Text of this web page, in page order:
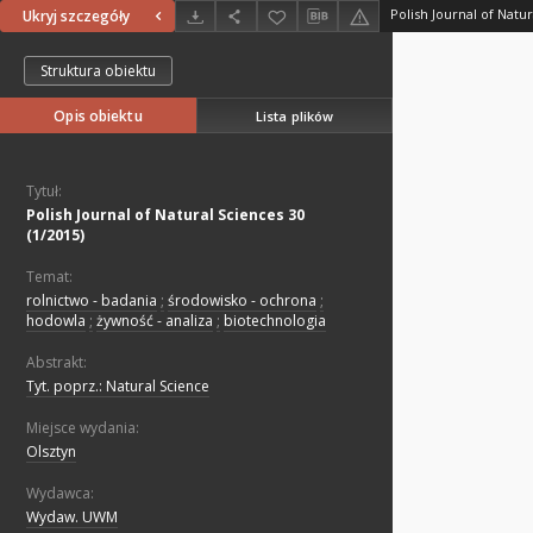
Ukryj szczegóły Polish Journal of
Struktura obiektu
Opis obiektu Lista plików
Tytuł:
Polish Journal of Natural Sciences 30
(1/2015)
Temat:
rolnictwo - badania ; środowisko - ochrona ;
hodowla ; żywność - analiza ; biotechnologia
Abstrakt:
Tyt. poprz.: Natural Science
Miejsce wydania:
Olsztyn
Wydawca:
Wydaw. UWM